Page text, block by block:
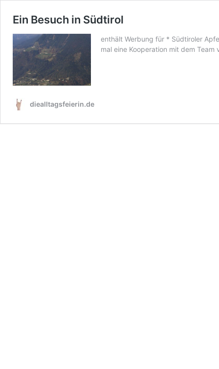
Ein Besuch in Südtirol
enthält Werbung für * Südtiroler
mal eine Kooperation mit dem
diealltagsfeierin.de